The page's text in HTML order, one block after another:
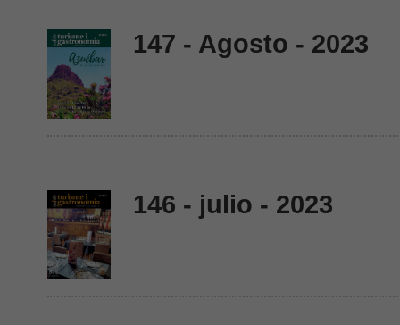
147 - Agosto - 2023
146 - julio - 2023